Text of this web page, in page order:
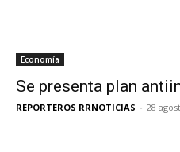
Economía
Se presenta plan
REPORTEROS RRNOTICIAS - 28